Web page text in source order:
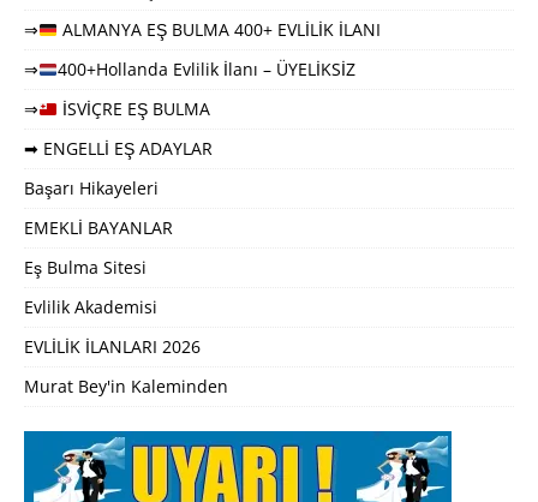
⇒
ALMANYA EŞ BULMA 400+ EVLİLİK İLANI
⇒
400+Hollanda Evlilik İlanı – ÜYELİKSİZ
⇒
İSVİÇRE EŞ BULMA
➡ ENGELLİ EŞ ADAYLAR
Başarı Hikayeleri
EMEKLİ BAYANLAR
Eş Bulma Sitesi
Evlilik Akademisi
EVLİLİK İLANLARI 2026
Murat Bey'in Kaleminden